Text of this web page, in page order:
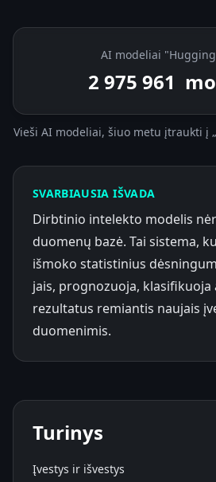
AI modeliai
2 975 961
Vieši AI modeliai, šiuo metu įtraukti į
SVARBIAUSIA IŠVADA
Dirbtinio intelekto modelis
duomenų bazė. Tai sistema,
išmoko statistinius
jais, prognozuoja, klasifikuoja
rezultatus remiantis naujais
duomenimis.
Turinys
Įvestys ir išvestys